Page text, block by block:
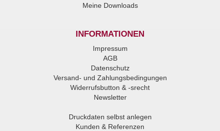
Meine Downloads
INFORMATIONEN
Impressum
AGB
Datenschutz
Versand- und Zahlungsbedingungen
Widerrufsbutton & -srecht
Newsletter
Druckdaten selbst anlegen
Kunden & Referenzen